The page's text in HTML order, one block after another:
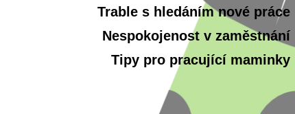
Trable s hledáním nové práce
Nespokojenost v zaměstnání
Tipy pro pracující maminky